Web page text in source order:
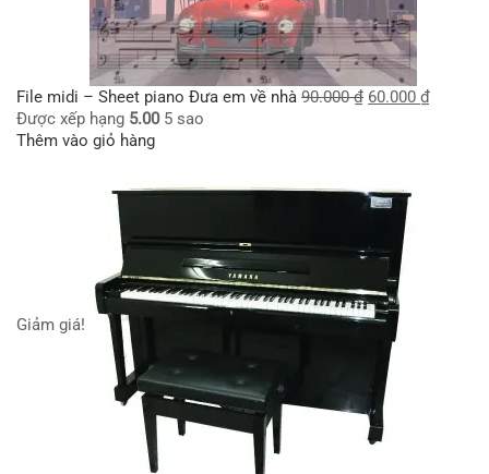
File midi – Sheet piano Đưa em về nhà 90.000₫ 60.000 ₫
Được xếp hạng 5.005 sao
Thêm vào giỏ hàng
Giảm giá!